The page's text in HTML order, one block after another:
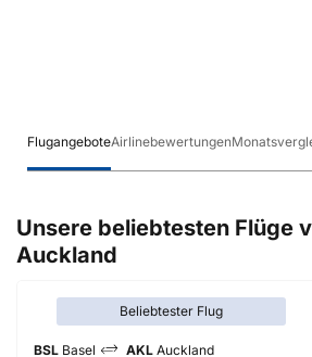
FlugangeboteAirlinebewertungen
Unsere beliebtesten Flüge
Auckland
Beliebtester Flug
BSL Basel AKL Auckland